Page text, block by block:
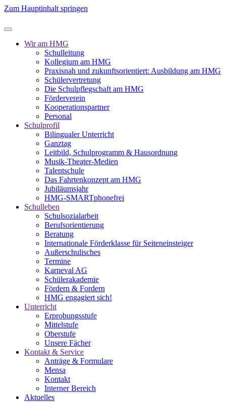
Zum Hauptinhalt springen
Wir am HMG
Schulleitung
Kollegium am HMG
Praxisnah und zukunftsorientiert: Ausbildung am HMG
Schülervertretung
Die Schulpflegschaft am HMG
Förderverein
Kooperationspartner
Personal
Schulprofil
Bilingualer Unterricht
Ganztag
Leitbild, Schulprogramm & Hausordnung
Musik-Theater-Medien
Talentschule
Das Fahrtenkonzept am HMG
Jubiläumsjahr
HMG-SMARTphonefrei
Schulleben
Schulsozialarbeit
Berufsorientierung
Beratung
Internationale Förderklasse für Seiteneinsteiger
Außerschulisches
Termine
Karneval AG
Schülerakademie
Fördern & Fordern
HMG engagiert sich!
Unterricht
Erprobungsstufe
Mittelstufe
Oberstufe
Unsere Fächer
Kontakt & Service
Anträge & Formulare
Mensa
Kontakt
Interner Bereich
Aktuelles